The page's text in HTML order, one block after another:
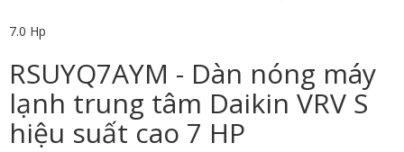
7.0 Hp
RSUYQ7AYM - Dàn nóng máy
lạnh trung tâm Daikin VRV S
hiệu suất cao 7 HP